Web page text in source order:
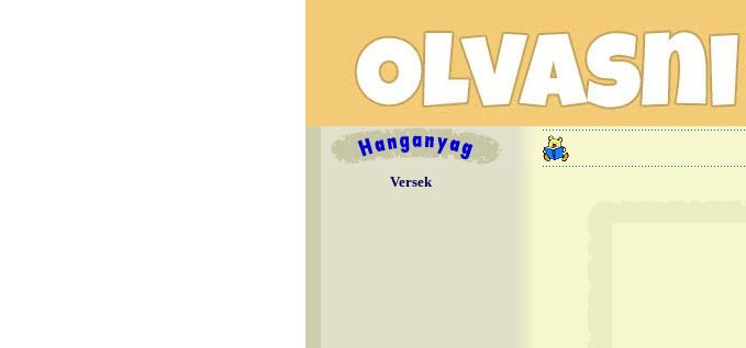
Versek